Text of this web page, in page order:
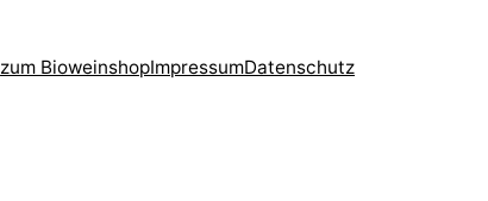
zum BioweinshopImpressumDatenschutz